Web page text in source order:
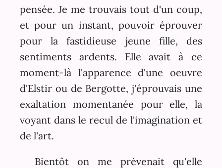
pensée. Je me trouvais tout d'un coup,
et pour un instant, pouvoir éprouver
pour la fastidieuse jeune fille, des
sentiments ardents. Elle avait à ce
moment-là l'apparence d'une oeuvre
d'Elstir ou de Bergotte, j'éprouvais une
exaltation momentanée pour elle, la
voyant dans le recul de l'imagination et
de l'art.
Bientôt on me prévenait qu'elle